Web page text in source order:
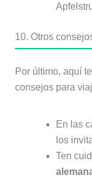
10. Otros
Por último, aquí
consejos para
En las
los
Ten